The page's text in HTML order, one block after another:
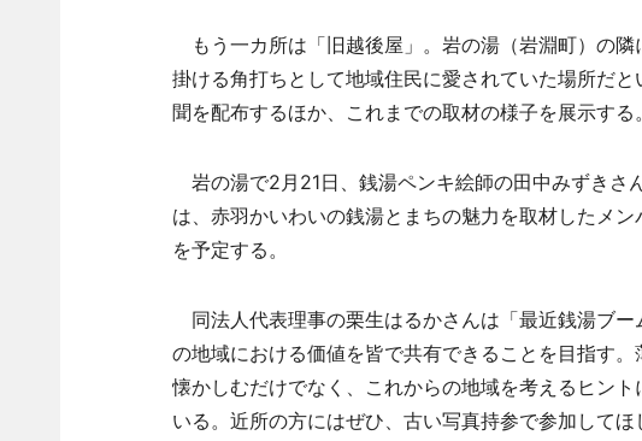
もう一カ所は「旧越後屋」。岩の湯（岩淵町）の
掛ける角打ちとして地域住民に愛されていた場所だ
聞を配布するほか、これまでの取材の様子を展示する。
岩の湯で2月21日、銭湯ペンキ絵師の田中みずきさ
は、赤羽かいわいの銭湯とまちの魅力を取材したメ
を予定する。
同法人代表理事の栗生はるかさんは「最近銭湯ブ
の地域における価値を皆で共有できることを目指す
懐かしむだけでなく、これからの地域を考えるヒン
いる。近所の方にはぜひ、古い写真持参で参加してほ